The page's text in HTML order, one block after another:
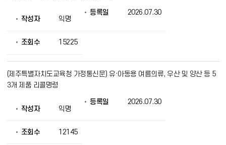
작성자 익명
등록일 2026.07.30
조회수 15225
(제주특별자치도교육청 가정통신문) 유·아동용 여름의류, 우산 및 양산 등 5
3개 제품 리콜명령
작성자 익명
등록일 2026.07.30
조회수 12145